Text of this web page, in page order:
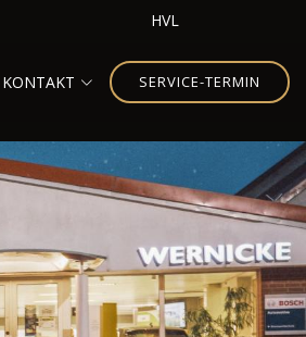
HVL
KONTAKT SERVICE-TERMIN